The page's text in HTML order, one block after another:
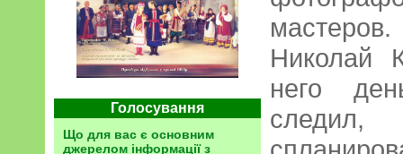
Голосування
Що для вас є основним
джерелом інформації з
мастеров.
Николай
него